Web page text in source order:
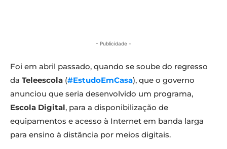
- Publicidade -
Foi em abril passado, quando se soube do regresso
da Teleescola (#EstudoEmCasa), que o governo
anunciou que seria desenvolvido um programa,
Escola Digital, para a disponibilização de
equipamentos e acesso à Internet em banda larga
para ensino à distância por meios digitais.